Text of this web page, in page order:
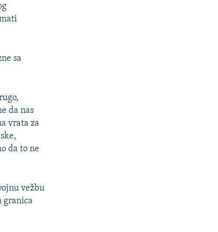
sa
da nas
vrata za
da to ne
vežbu
granica